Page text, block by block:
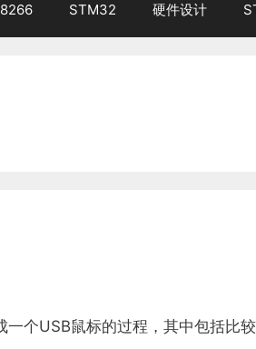
STM32 硬件设计
个USB鼠标的过程，其中包括比